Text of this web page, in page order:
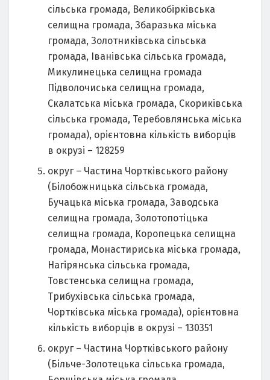
сільська громада, Великобірківська
селищна громада, Збаразька міська
громада, Золотниківська сільська
громада, Іванівська сільська громада,
Микулинецька селищна громада
Підволочиська селищна громада,
Скалатська міська громада, Скориківська
сільська громада, Теребовлянська міська
громада), орієнтовна кількість виборців
в окрузі – 128259
округ – Частина Чортківського району
(Білобожницька сільська громада,
Бучацька міська громада, Заводська
селищна громада, Золотопотіцька
селищна громада, Коропецька селищна
громада, Монастириська міська громада,
Нагірянська сільська громада,
Товстенська селищна громада,
Трибухівська сільська громада,
Чортківська міська громада), орієнтовна
кількість виборців в окрузі – 130351
округ – Частина Чортківського району
(Більче-Золотецька сільська громада,